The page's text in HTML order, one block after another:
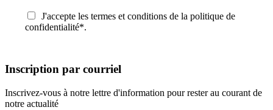
J'accepte les termes et conditions de la politique de
confidentialité*.
Inscription par courriel
Inscrivez-vous à notre lettre d'information pour rester au courant de
notre actualité